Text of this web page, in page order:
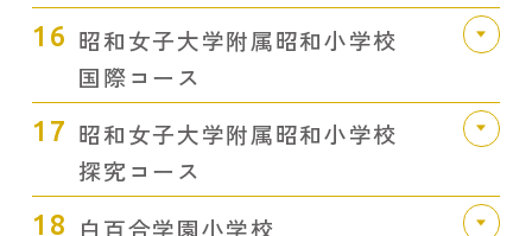
16 昭和女子大学附属昭和小学校
国際コース
17 昭和女子大学附属昭和小学校
探究コース
18 白百合学園小学校